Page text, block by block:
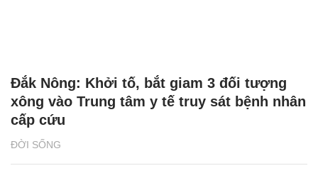
ĐỜI SỐNG
Đắk Nông: Khởi tố, bắt giam 3 đối tượng
xông vào Trung tâm y tế truy sát bệnh nhân
cấp cứu